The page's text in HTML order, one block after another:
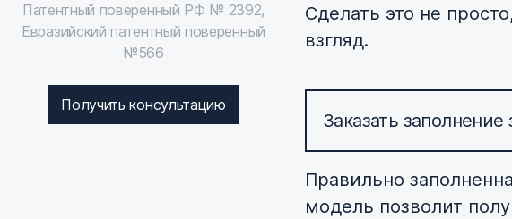
Патентный поверенный РФ № 2392,
Евразийский патентный поверенный
№566
Получить консультацию
Сделать это не
взгляд.
Заказать
Правильно
модель позволит